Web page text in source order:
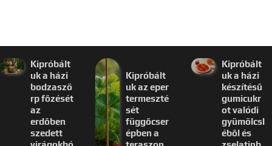
Kipróbált
uk a házi
bodzaszö
rp főzését
az
erdőben
szedett
Kipróbált
uk az eper
termeszté
sét
függőcser
épben a
Kipróbált
uk a házi
készítésű
gumicukr
ot valódi
gyümölcsl
éből és